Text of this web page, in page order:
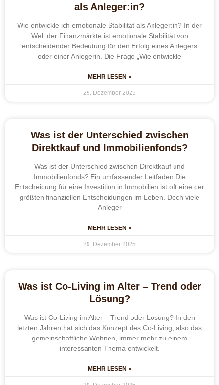
als Anleger:in?
Wie entwickle ich emotionale Stabilität als Anleger:in? In der
Welt der Finanzmärkte ist emotionale Stabilität von
entscheidender Bedeutung für den Erfolg eines Anlegers
oder einer Anlegerin. Die Frage „Wie entwickle
MEHR LESEN »
29. Dezember 2025
Was ist der Unterschied zwischen
Direktkauf und Immobilienfonds?
Was ist der Unterschied zwischen Direktkauf und
Immobilienfonds? Ein umfassender Leitfaden Die
Entscheidung für eine Investition in Immobilien ist oft eine der
größten finanziellen Entscheidungen im Leben. Doch viele
Anleger
MEHR LESEN »
29. Dezember 2025
Was ist Co-Living im Alter – Trend oder
Lösung?
Was ist Co-Living im Alter – Trend oder Lösung? In den
letzten Jahren hat sich das Konzept des Co-Living, also das
gemeinschaftliche Wohnen, immer mehr zu einem
interessanten Thema entwickelt.
MEHR LESEN »